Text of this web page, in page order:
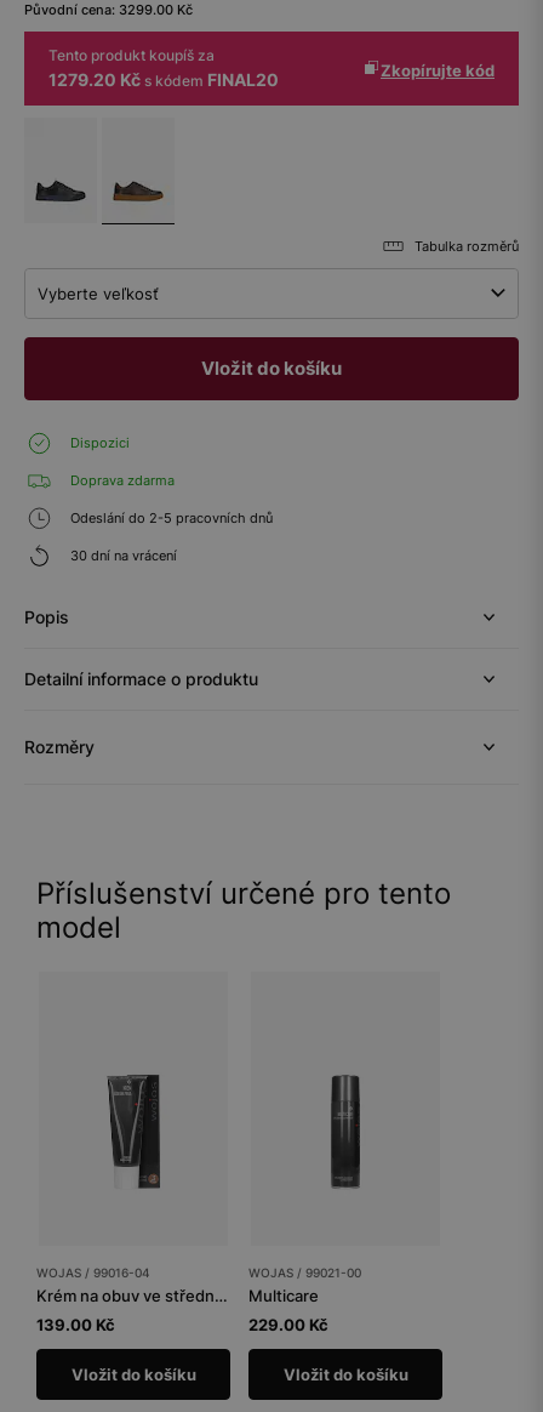
Původní cena: 3299.00 Kč
Tento produkt koupíš za
1279.20 Kč s kódem FINAL20 Zkopírujte kód
Tabulka rozměrů
Vyberte veľkosť
Vložit do košíku
Dispozici
Doprava zdarma
Odeslání do 2-5 pracovních dnů
30 dní na vrácení
Popis
Detailní informace o produktu
Rozměry
Příslušenství určené pro tento
model
WOJAS / 99016-04
Krém na obuv ve středně hnědé barvě
139.00 Kč
Vložit do košíku
WOJAS / 99021-00
Multicare
229.00 Kč
Vložit do košíku